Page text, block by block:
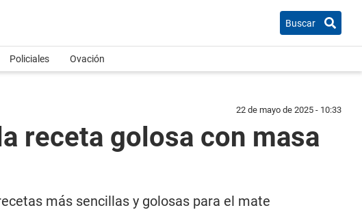
Buscar
Policiales Ovación
22 de mayo de 2025 - 10:33
receta golosa con masa
más sencillas y golosas para el mate